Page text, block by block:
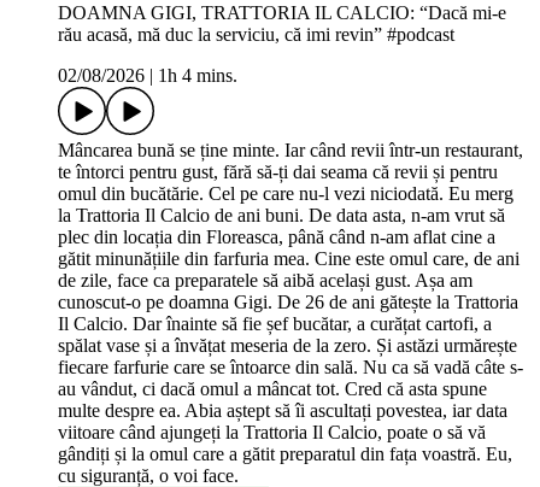
DOAMNA GIGI, TRATTORIA IL CALCIO: “Dacă mi-e
rău acasă, mă duc la serviciu, că imi revin” #podcast
02/08/2026 | 1h 4 mins.
Mâncarea bună se ține minte. Iar când revii într-un restaurant,
te întorci pentru gust, fără să-ți dai seama că revii și pentru
omul din bucătărie. Cel pe care nu-l vezi niciodată. Eu merg
la Trattoria Il Calcio de ani buni. De data asta, n-am vrut să
plec din locația din Floreasca, până când n-am aflat cine a
gătit minunățiile din farfuria mea. Cine este omul care, de ani
de zile, face ca preparatele să aibă același gust. Așa am
cunoscut-o pe doamna Gigi. De 26 de ani gătește la Trattoria
Il Calcio. Dar înainte să fie șef bucătar, a curățat cartofi, a
spălat vase și a învățat meseria de la zero. Și astăzi urmărește
fiecare farfurie care se întoarce din sală. Nu ca să vadă câte s-
au vândut, ci dacă omul a mâncat tot. Cred că asta spune
multe despre ea. Abia aștept să îi ascultați povestea, iar data
viitoare când ajungeți la Trattoria Il Calcio, poate o să vă
gândiți și la omul care a gătit preparatul din fața voastră. Eu,
cu siguranță, o voi face.